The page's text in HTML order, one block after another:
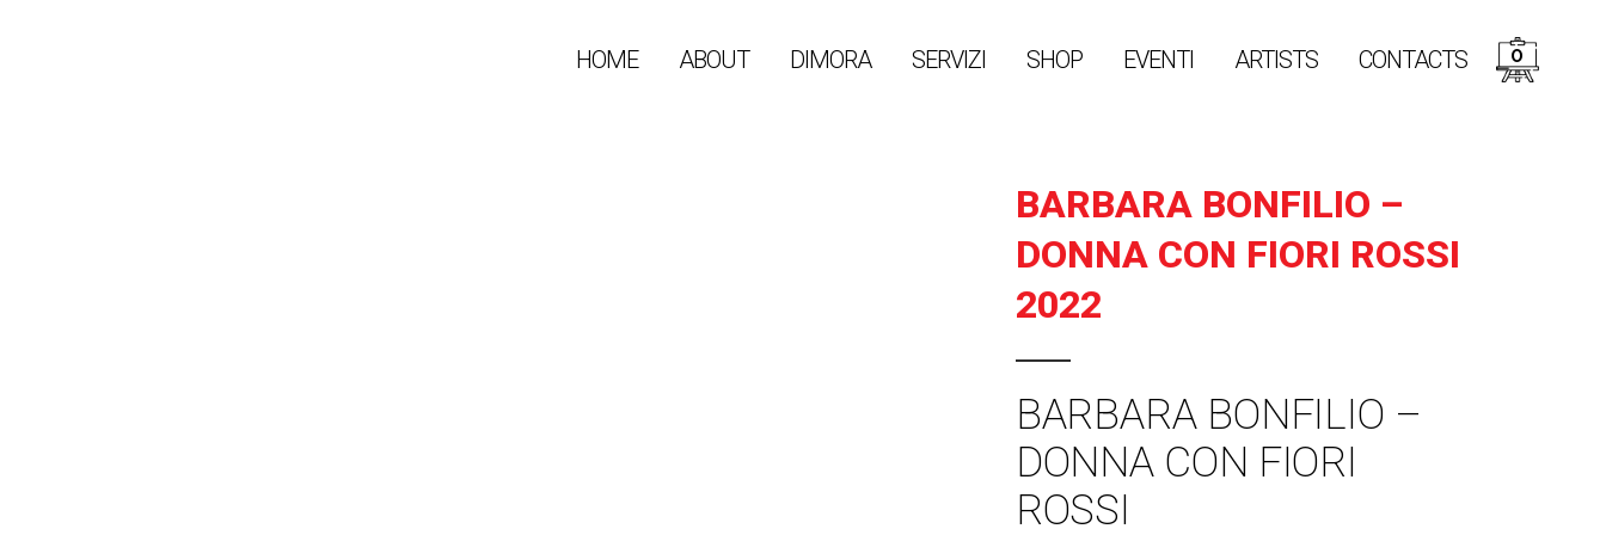
0
HOME ABOUT DIMORA SERVIZI SHOP EVENTI ARTISTS CONTACTS
BARBARA BONFILIO –
DONNA CON FIORI ROSSI
2022
BARBARA BONFILIO –
DONNA CON FIORI
ROSSI